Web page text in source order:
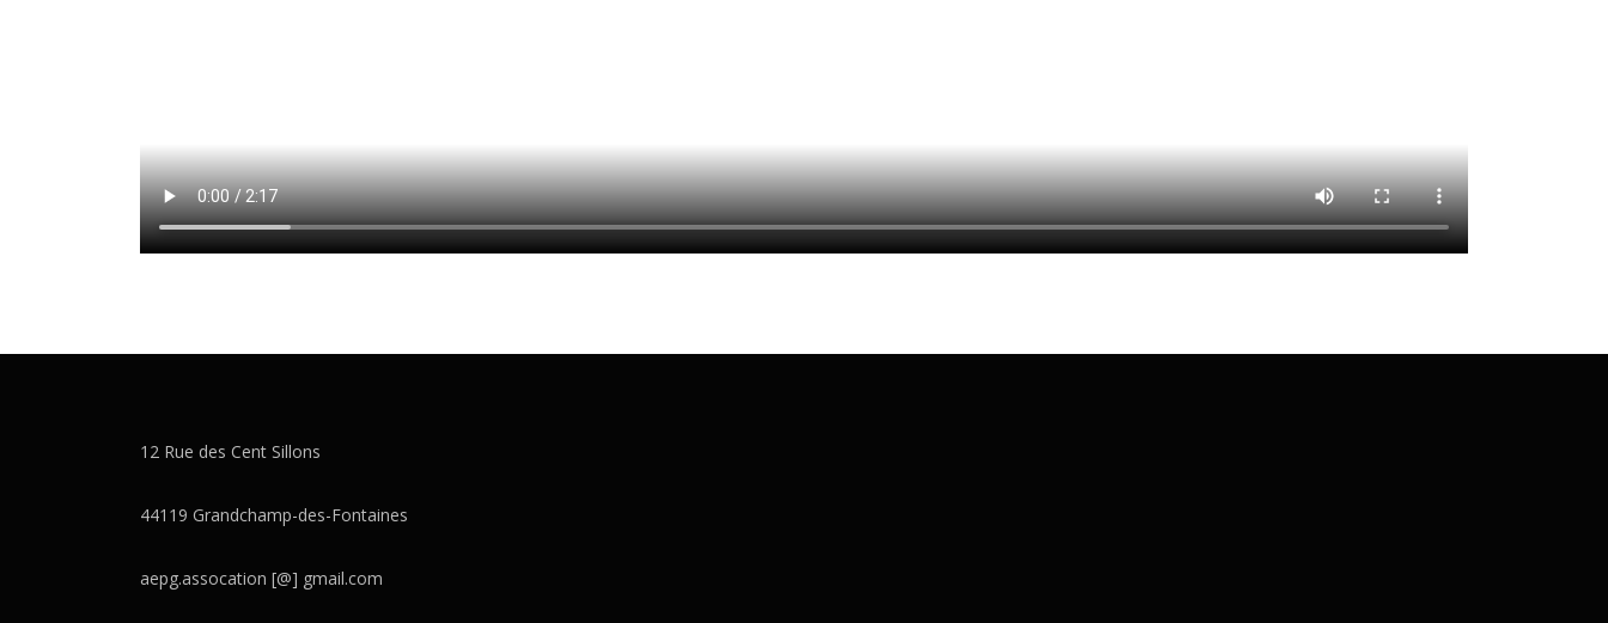
12 Rue des Cent Sillons
44119 Grandchamp-des-Fontaines
aepg.assocation [@] gmail.com